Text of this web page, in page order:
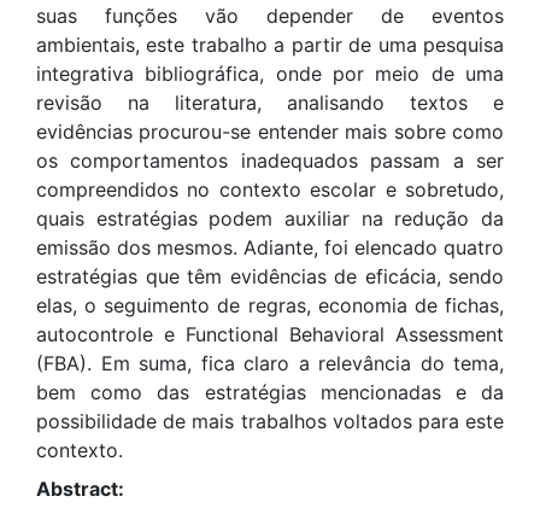
suas funções vão depender de eventos
ambientais, este trabalho a partir de uma pesquisa
integrativa bibliográfica, onde por meio de uma
revisão na literatura, analisando textos e
evidências procurou-se entender mais sobre como
os comportamentos inadequados passam a ser
compreendidos no contexto escolar e sobretudo,
quais estratégias podem auxiliar na redução da
emissão dos mesmos. Adiante, foi elencado quatro
estratégias que têm evidências de eficácia, sendo
elas, o seguimento de regras, economia de fichas,
autocontrole e Functional Behavioral Assessment
(FBA). Em suma, fica claro a relevância do tema,
bem como das estratégias mencionadas e da
possibilidade de mais trabalhos voltados para este
contexto.
Abstract: